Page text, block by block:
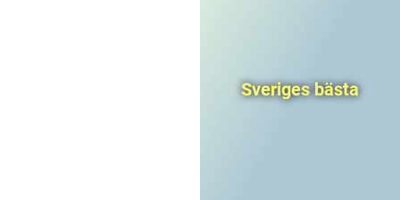
Sveriges bästa